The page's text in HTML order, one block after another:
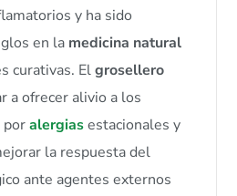
y ha sido
en la medicina natural
curativas. Elgrosellero
a ofrecer alivio a los
poralergias estacionales y
la respuesta del
ante agentes externos